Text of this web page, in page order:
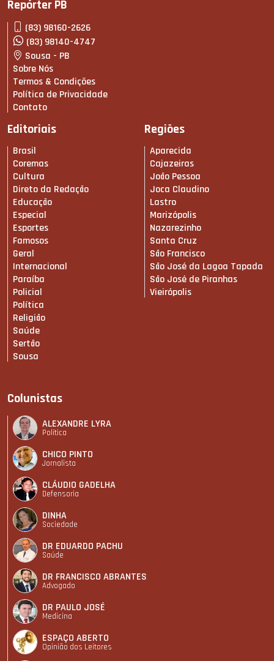
Repórter PB
(83) 98160-2626
(83) 98140-4747
Sousa - PB
Sobre Nós
Termos & Condições
Política de Privacidade
Contato
Editoriais
Brasil
Coremas
Cultura
Direto da Redação
Educação
Especial
Esportes
Famosos
Geral
Internacional
Paraíba
Policial
Política
Religião
Saúde
Sertão
Sousa
Regiões
Aparecida
Cajazeiras
João Pessoa
Joca Claudino
Lastro
Marizópolis
Nazarezinho
Santa Cruz
São Francisco
São José da Lagoa Tapada
São José de Piranhas
Vieirópolis
Colunistas
ALEXANDRE LYRA
Política
CHICO PINTO
Jornalista
CLÁUDIO GADELHA
Defensoria
DINHA
Sociedade
DR EDUARDO PACHU
Saúde
DR FRANCISCO ABRANTES
Advogado
DR PAULO JOSÉ
Medicina
ESPAÇO ABERTO
Opinião dos Leitores